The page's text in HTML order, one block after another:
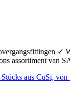
assortiment van